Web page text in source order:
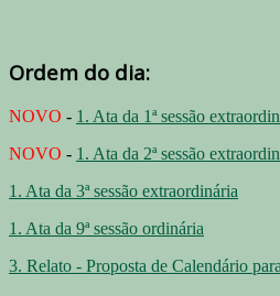
Ordem do dia:
NOVO - 1. Ata da 1ª sessão
NOVO - 1. Ata da 2ª sessão
1. Ata da 3ª sessão extraordinária
1. Ata da 9ª sessão ordinária
3. Relato - Proposta de Calendário